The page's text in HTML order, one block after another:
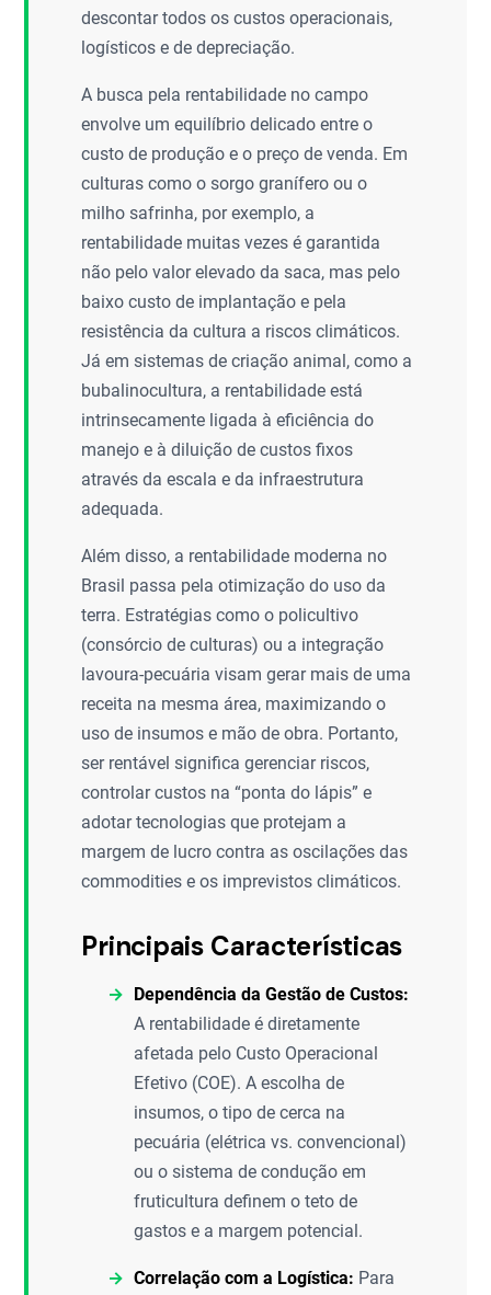
descontar todos os custos operacionais,
logísticos e de depreciação.
A busca pela rentabilidade no campo
envolve um equilíbrio delicado entre o
custo de produção e o preço de venda. Em
culturas como o sorgo granífero ou o
milho safrinha, por exemplo, a
rentabilidade muitas vezes é garantida
não pelo valor elevado da saca, mas pelo
baixo custo de implantação e pela
resistência da cultura a riscos climáticos.
Já em sistemas de criação animal, como a
bubalinocultura, a rentabilidade está
intrinsecamente ligada à eficiência do
manejo e à diluição de custos fixos
através da escala e da infraestrutura
adequada.
Além disso, a rentabilidade moderna no
Brasil passa pela otimização do uso da
terra. Estratégias como o policultivo
(consórcio de culturas) ou a integração
lavoura-pecuária visam gerar mais de uma
receita na mesma área, maximizando o
uso de insumos e mão de obra. Portanto,
ser rentável significa gerenciar riscos,
controlar custos na “ponta do lápis” e
adotar tecnologias que protejam a
margem de lucro contra as oscilações das
commodities e os imprevistos climáticos.
Principais Características
Dependência da Gestão de Custos:
A rentabilidade é diretamente
afetada pelo Custo Operacional
Efetivo (COE). A escolha de
insumos, o tipo de cerca na
pecuária (elétrica vs. convencional)
ou o sistema de condução em
fruticultura definem o teto de
gastos e a margem potencial.
Correlação com a Logística: Para